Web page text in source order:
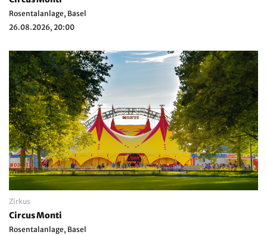
Rosentalanlage, Basel
26.08.2026, 20:00
Zirkus
Circus Monti
Rosentalanlage, Basel